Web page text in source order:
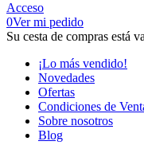
Acceso
0Ver mi pedido
Su cesta de compras está
¡Lo más vendido!
Novedades
Ofertas
Condiciones de
Sobre nosotros
Blog